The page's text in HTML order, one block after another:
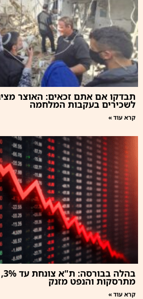
תבדקו אם אתם זכאים: האוצר
לשכירים בעקבות המלחמה
קרא עוד »
מתרסקות והנפט מזנק
קרא עוד »